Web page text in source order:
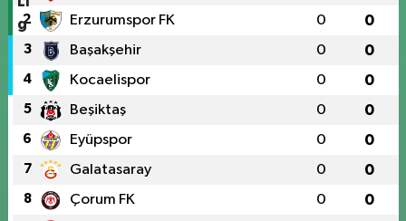
2 Erzurumspor FK 0 0
3 Başakşehir 0 0
4 Kocaelispor 0 0
5 Beşiktaş 0 0
6 Eyüpspor 0 0
7 Galatasaray 0 0
8 Çorum FK 0 0